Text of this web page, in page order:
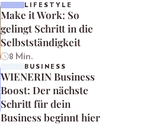
LIFESTYLE
Make it Work: So
gelingt Schritt in die
Selbstständigkeit
8 Min.
BUSINESS
WIENERIN Business
Boost: Der nächste
Schritt für dein
Business beginnt hier